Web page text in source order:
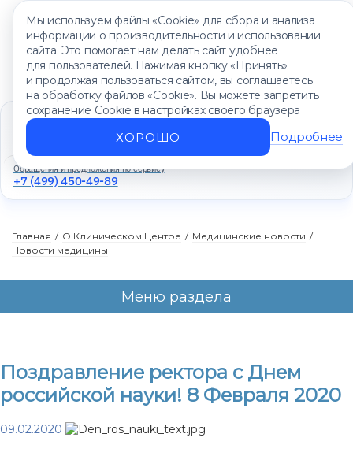
Мы используем файлы «Cookie» для сбора и анализа
информации о производительности и использовании
сайта. Это помогает нам делать сайт удобнее
для пользователей. Нажимая кнопку «Принять»
и продолжая пользоваться сайтом, вы соглашаетесь
на обработку файлов «Cookie». Вы можете запретить
сохранение Cookie в настройках своего браузера
ХОРОШО Подробнее
Единый контакт-центр
+7 (499) 450-88-89
Ежедневно с 8:00 до 20:00
Обращения и предложения по сервису
+7 (499) 450-49-89
Главная / О Клиническом Центре / Медицинские новости /
Новости медицины
Поздравление ректора с Днем
российской науки! 8 Февраля 2020
09.02.2020
Меню раздела